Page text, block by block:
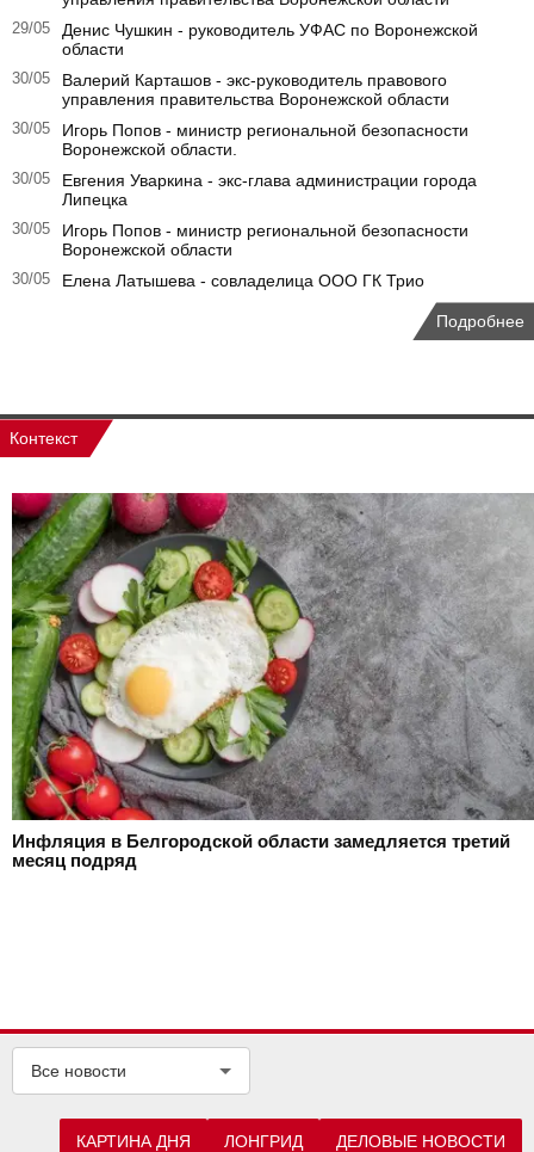
29/05
Денис Чушкин - руководитель УФАС по Воронежской
области
30/05
Валерий Карташов - экс-руководитель правового
управления правительства Воронежской области
30/05
Игорь Попов - министр региональной безопасности
Воронежской области.
30/05
Евгения Уваркина - экс-глава администрации города
Липецка
30/05
Игорь Попов - министр региональной безопасности
Воронежской области
30/05 Елена Латышева - совладелица ООО ГК Трио
Подробнее
Контекст
Инфляция в Белгородской области замедляется третий
месяц подряд
Все новости
КАРТИНА ДНЯ ЛОНГРИД ДЕЛОВЫЕ НОВОСТИ